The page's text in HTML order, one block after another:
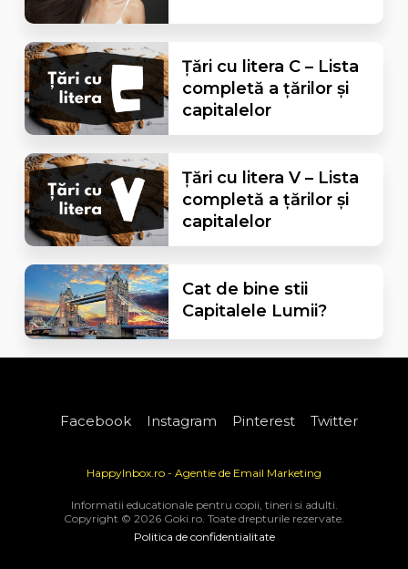
Țări cu litera C – Lista
completă a țărilor și
capitalelor
Țări cu litera V – Lista
completă a țărilor și
capitalelor
Cat de bine stii
Capitalele Lumii?
Facebook Instagram Pinterest Twitter
HappyInbox.ro - Agentie de Email Marketing
Informatii educationale pentru copii, tineri si adulti.
Copyright © 2026 Goki.ro. Toate drepturile rezervate.
Politica de confidentialitate